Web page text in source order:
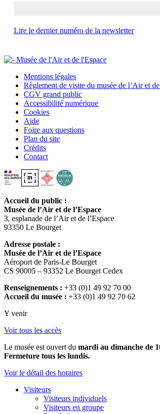
Lire le dernier numéro de la newsletter
Mentions légales
Règlement de visite du musée de l’Air et
CGV grand public
Accessibilité numérique
Cookies
Aide
Foire aux questions
Plan du site
Crédits
Contact
Accueil du public :
Musée de l’Air et de l’Espace
3, esplanade de l’Air et de l’Espace
93350 Le Bourget
Adresse postale :
Musée de l’Air et de l’Espace
Aéroport de Paris-Le Bourget
CS 90005 – 93352 Le Bourget Cedex
Renseignements : +33 (0)1 49 92 70 00
Accueil du musée : +33 (0)1 49 92 70 62
Y venir
Voir tous les accès
Le musée est ouvert du mardi au dimanche de
Fermeture tous les lundis.
Voir le détail des horaires
Visiteurs
Visiteurs individuels
Visiteurs en groupe